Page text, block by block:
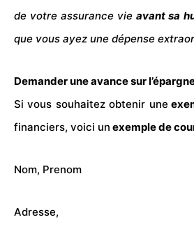
de votre assurance vieavant sa
que vous ayez une dépense
Demander une avance sur
Si vous souhaitez obtenir une
financiers, voici un exemplede
Nom, Prenom
Adresse,